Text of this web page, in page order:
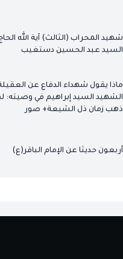
شهيد المحراب (الثالث) آية الله
السيد عبد الحسين دستغيب
ماذا يقول شهداء الدفاع عن
الشهيد السيد إبراهيم في وصيته:
ذهب زمان ذل الشيعة+ صور
أربعون حديثا عن الإمام الباقر(ع)